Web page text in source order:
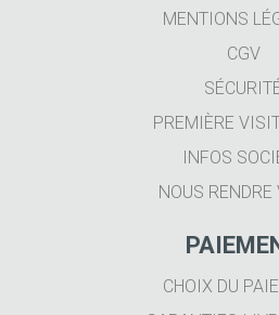
MENTIONS
CGV
PREMIÈRE
INFOS
NOUS RENDRE
CHOIX DU